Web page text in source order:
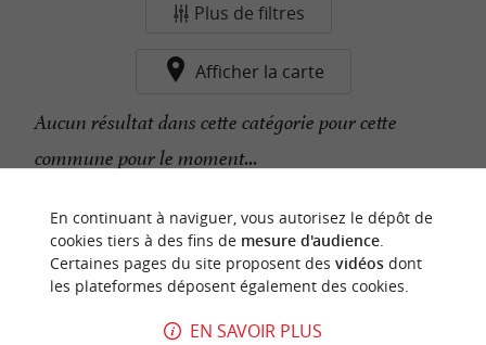
Plus de filtres
Afficher la carte
Aucun résultat dans cette catégorie pour cette
commune pour le moment...
n
o
t
r
e
c
o
u
p
d
e
c
o
e
u
r
En continuant à naviguer, vous autorisez le dépôt de
cookies tiers à des fins de mesure d'audience.
Certaines pages du site proposent des vidéosdont
les plateformes déposent également des cookies.
EN SAVOIR PLUS